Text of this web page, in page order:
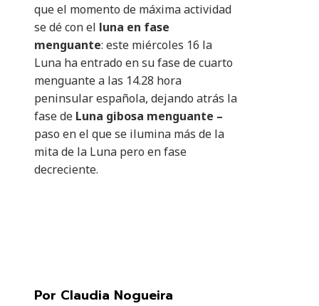
que el momento de máxima actividad
se dé con el luna en fase
menguante: este miércoles 16 la
Luna ha entrado en su fase de cuarto
menguante a las 14.28 hora
peninsular española, dejando atrás la
fase de Luna gibosa menguante –
paso en el que se ilumina más de la
mita de la Luna pero en fase
decreciente.
Por Claudia Nogueira